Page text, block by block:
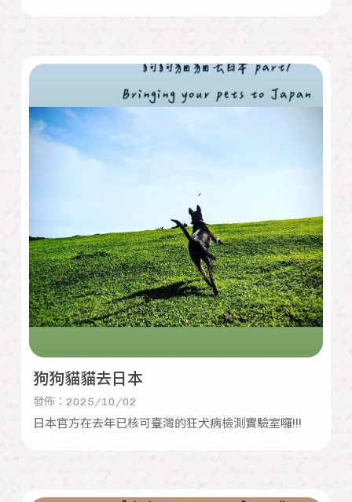
狗狗貓貓去日本
發佈：2025/10/02
日本官方在去年已核可臺灣的狂犬病檢測實驗室囉!!!